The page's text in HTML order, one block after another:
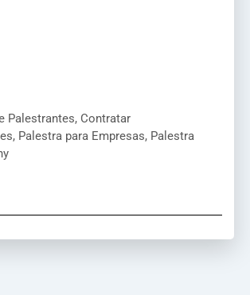
Palestrantes, Contratar
Palestra para Empresas, Palestra